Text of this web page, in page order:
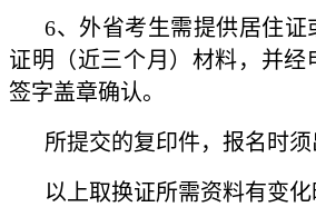
6、外省考生需提供居住证
证明（近三个月）材料，并经
签字盖章确认。
所提交的复印件，报名时须
以上取换证所需资料有变